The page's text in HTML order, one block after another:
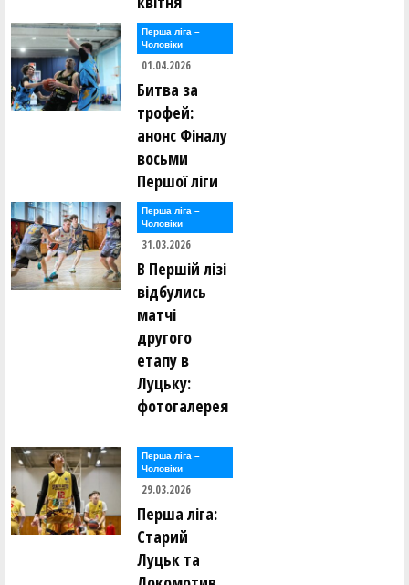
Перша лiга –
Чоловiки
01.04.2026
Битва за
трофей:
анонс Фіналу
восьми
Першої ліги
Перша лiга –
Чоловiки
31.03.2026
В Першій лізі
відбулись
матчі
другого
етапу в
Луцьку:
фотогалерея
Перша лiга –
Чоловiки
29.03.2026
Перша ліга:
Старий
Луцьк та